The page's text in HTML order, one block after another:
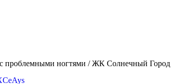
с проблемными ногтями / ЖК Солнечный Город